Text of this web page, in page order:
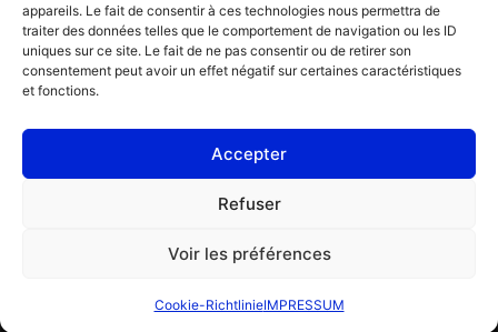
appareils. Le fait de consentir à ces technologies nous permettra de
traiter des données telles que le comportement de navigation ou les ID
uniques sur ce site. Le fait de ne pas consentir ou de retirer son
consentement peut avoir un effet négatif sur certaines caractéristiques
et fonctions.
Accepter
Refuser
Voir les préférences
Cookie-RichtlinieIMPRESSUM
GESCHÄFTSKUNDE PRIVATPERSON
Finden Sie eine Garage